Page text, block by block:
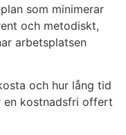
som minimerar
och metodiskt,
arbetsplatsen
och hur lång tid
en kostnadsfri offert